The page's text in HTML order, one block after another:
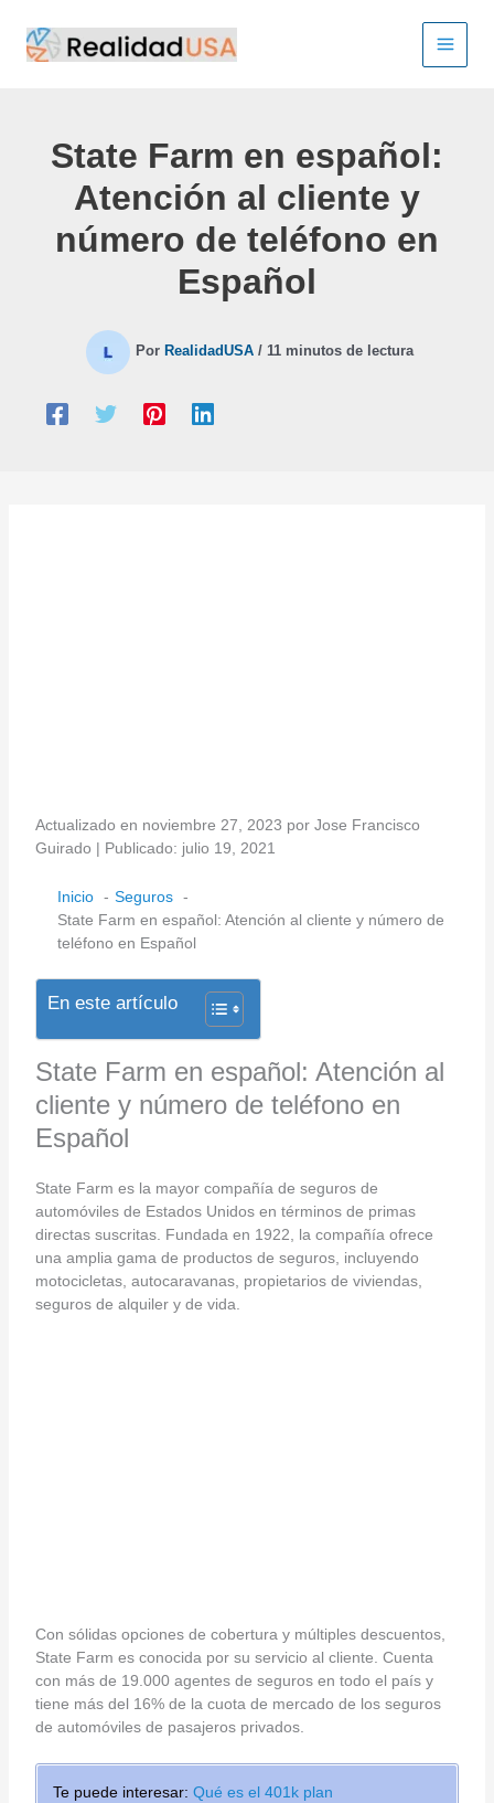
contenido
State Farm en español:
Atención al cliente y
número de teléfono en
Español
Por RealidadUSA / 11 minutos de lectura
Actualizado en noviembre 27, 2023 por Jose Francisco
Guirado | Publicado: julio 19, 2021
Inicio
Seguros
State Farm en español: Atención al cliente y número de
teléfono en Español
En este artículo
State Farm en español: Atención al
cliente y número de teléfono en
Español
State Farm es la mayor compañía de seguros de
automóviles de Estados Unidos en términos de primas
directas suscritas. Fundada en 1922, la compañía ofrece
una amplia gama de productos de seguros, incluyendo
motocicletas, autocaravanas, propietarios de viviendas,
seguros de alquiler y de vida.
Con sólidas opciones de cobertura y múltiples descuentos,
State Farm es conocida por su servicio al cliente. Cuenta
con más de 19.000 agentes de seguros en todo el país y
tiene más del 16% de la cuota de mercado de los seguros
de automóviles de pasajeros privados.
Te puede interesar: Qué es el 401k plan